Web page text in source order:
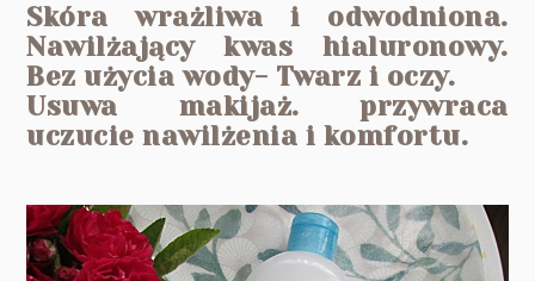
Skóra wrażliwa i odwodniona.
Nawilżający kwas hialuronowy.
Bez użycia wody- Twarz i oczy.
Usuwa makijaż. przywraca
uczucie nawilżenia i komfortu.